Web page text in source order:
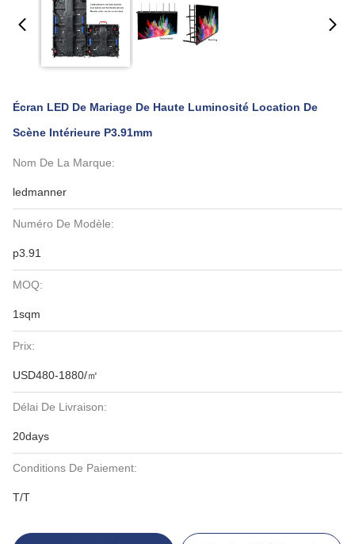
Écran LED De Mariage De Haute Luminosité Location De
Scène Intérieure P3.91mm
Nom De La Marque:
ledmanner
Numéro De Modèle:
p3.91
MOQ:
1sqm
Prix:
USD480-1880/㎡
Délai De Livraison:
20days
Conditions De Paiement:
T/T